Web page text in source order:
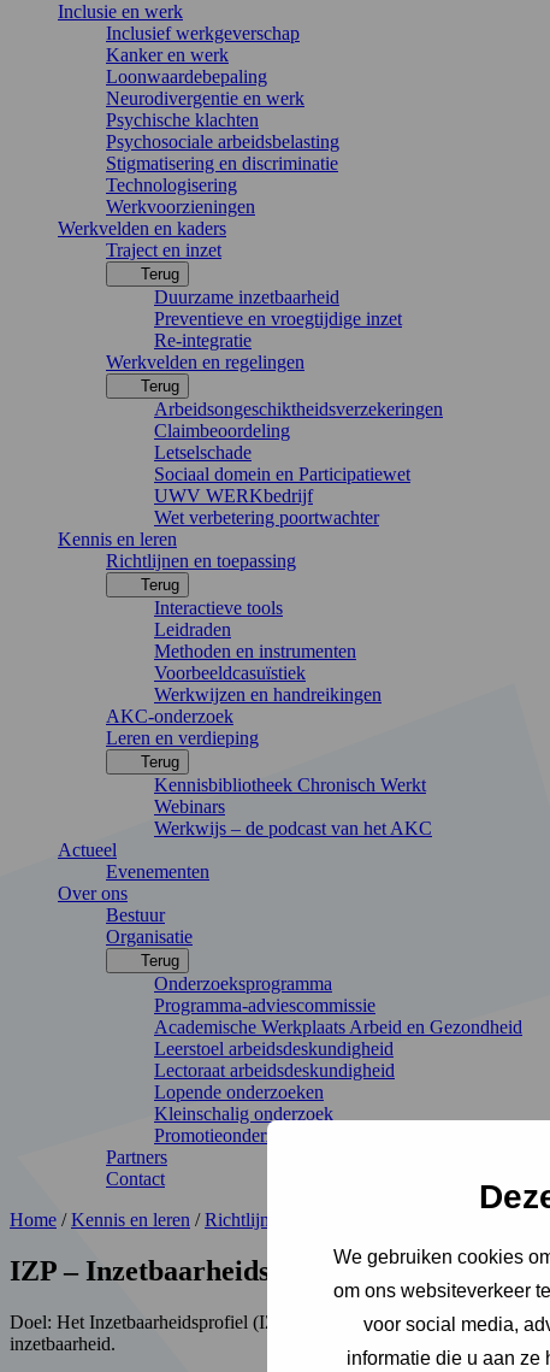
We gebruiken cookies
om ons websiteverkeer
voor social media,
informatie die u aan ze
Inclusie en werk
Inclusief werkgeverschap
Kanker en werk
Loonwaardebepaling
Neurodivergentie en werk
Psychische klachten
Psychosociale arbeidsbelasting
Stigmatisering en discriminatie
Technologisering
Werkvoorzieningen
Werkvelden en kaders
Traject en inzet
Terug
Duurzame inzetbaarheid
Preventieve en vroegtijdige inzet
Re-integratie
Werkvelden en regelingen
Terug
Arbeidsongeschiktheidsverzekeringen
Claimbeoordeling
Letselschade
Sociaal domein en Participatiewet
UWV WERKbedrijf
Wet verbetering poortwachter
Kennis en leren
Richtlijnen en toepassing
Terug
Interactieve tools
Leidraden
Methoden en instrumenten
Voorbeeldcasuïstiek
Werkwijzen en handreikingen
AKC-onderzoek
Leren en verdieping
Terug
Kennisbibliotheek Chronisch Werkt
Webinars
Werkwijs – de podcast van het AKC
Actueel
Evenementen
Over ons
Bestuur
Organisatie
Terug
Onderzoeksprogramma
Programma-adviescommissie
Academische Werkplaats Arbeid en Gezondheid
Leerstoel arbeidsdeskundigheid
Lectoraat arbeidsdeskundigheid
Lopende onderzoeken
Kleinschalig onderzoek
Promotieonderzoek
Partners
Contact
Home /Kennis en leren /Richtlijnen en toepassing
IZP – Inzetbaarheidsprofiel
Doel: Het Inzetbaarheidsprofiel (IZP) stelt je in staat om effectief de
inzetbaarheid.